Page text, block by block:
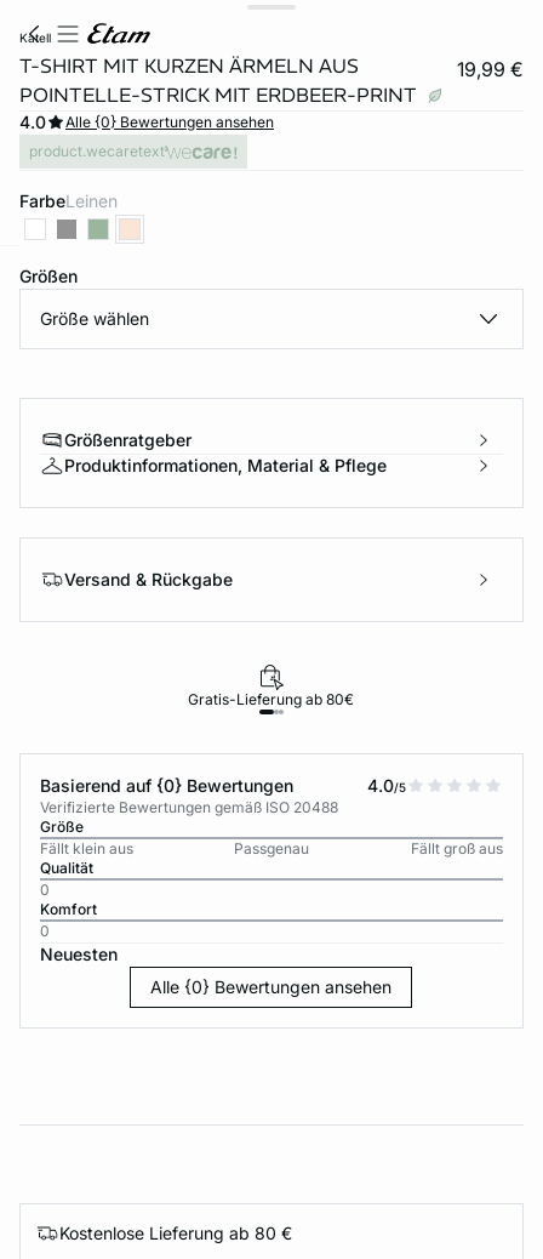
katell
T-SHIRT MIT KURZEN ÄRMELN AUS
POINTELLE-STRICK MIT ERDBEER-PRINT
19,99 €
4.0
Alle {0} Bewertungen ansehen
product.wecaretext
Farbe leinen
Größen
Größe wählen
Größenratgeber
Produktinformationen, Material & Pflege
Versand & Rückgabe
Gratis-Lieferung ab 80€
Basierend auf {0} Bewertungen 4.0/5
Verifizierte Bewertungen gemäß ISO 20488
Größe
Fällt klein aus
Passgenau
Fällt groß aus
Qualität
0
Komfort
0
Neuesten
Alle {0} Bewertungen ansehen
Kostenlose Lieferung ab 80 €